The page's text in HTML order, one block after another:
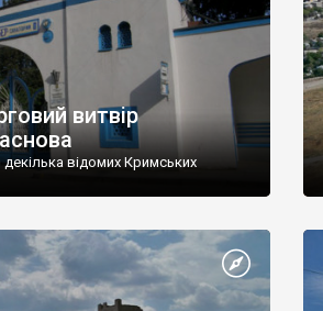
витвір
відомих Кримських